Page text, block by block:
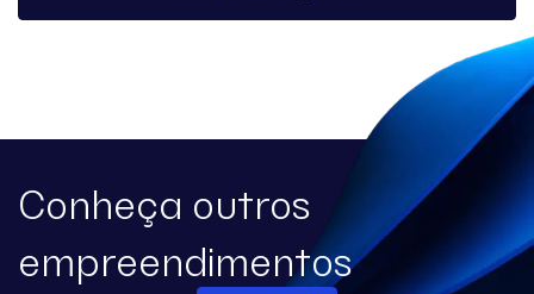
Conheça outros
empreendimentos